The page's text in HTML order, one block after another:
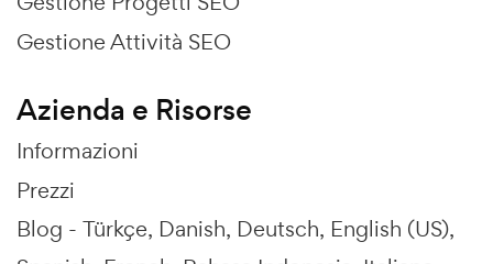
Gestione Attività SEO
Azienda e Risorse
Informazioni
Prezzi
Blog - Türkçe Danish Deutsch English (US)